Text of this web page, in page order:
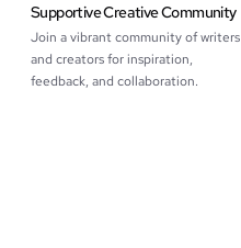
Supportive Creative Community
Join a vibrant community of writers
and creators for inspiration,
feedback, and collaboration.